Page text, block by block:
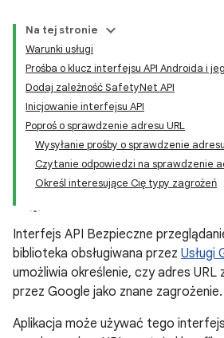
Na tej stronie
Warunki usługi
Prośba o klucz interfejsu API Androida i
Dodaj zależność SafetyNet API
Inicjowanie interfejsu API
Poproś o sprawdzenie adresu URL
Wysyłanie prośby o sprawdzenie
Czytanie odpowiedzi na sprawdzenie
Określ interesujące Cię typy zagrożeń
Interfejs API Bezpieczne
biblioteka obsługiwana przez Usługi
umożliwia określenie, czy adres URL
przez Google jako znane zagrożenie.
Aplikacja może używać tego